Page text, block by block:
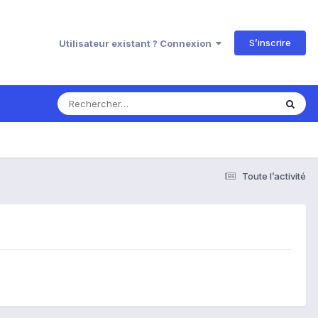
Utilisateur existant ? Connexion S’inscrire
Toute l’activité